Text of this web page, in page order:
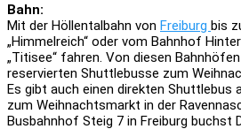
Bahn:
Mit der Höllentalbahn von Freiburg bis
„Himmelreich“ oder vom Bahnhof
„Titisee“ fahren. Von diesen
reservierten Shuttlebusse zum
Es gibt auch einen direkten Shuttlebus
zum Weihnachtsmarkt in der
Busbahnhof Steig 7 in Freiburg buchst